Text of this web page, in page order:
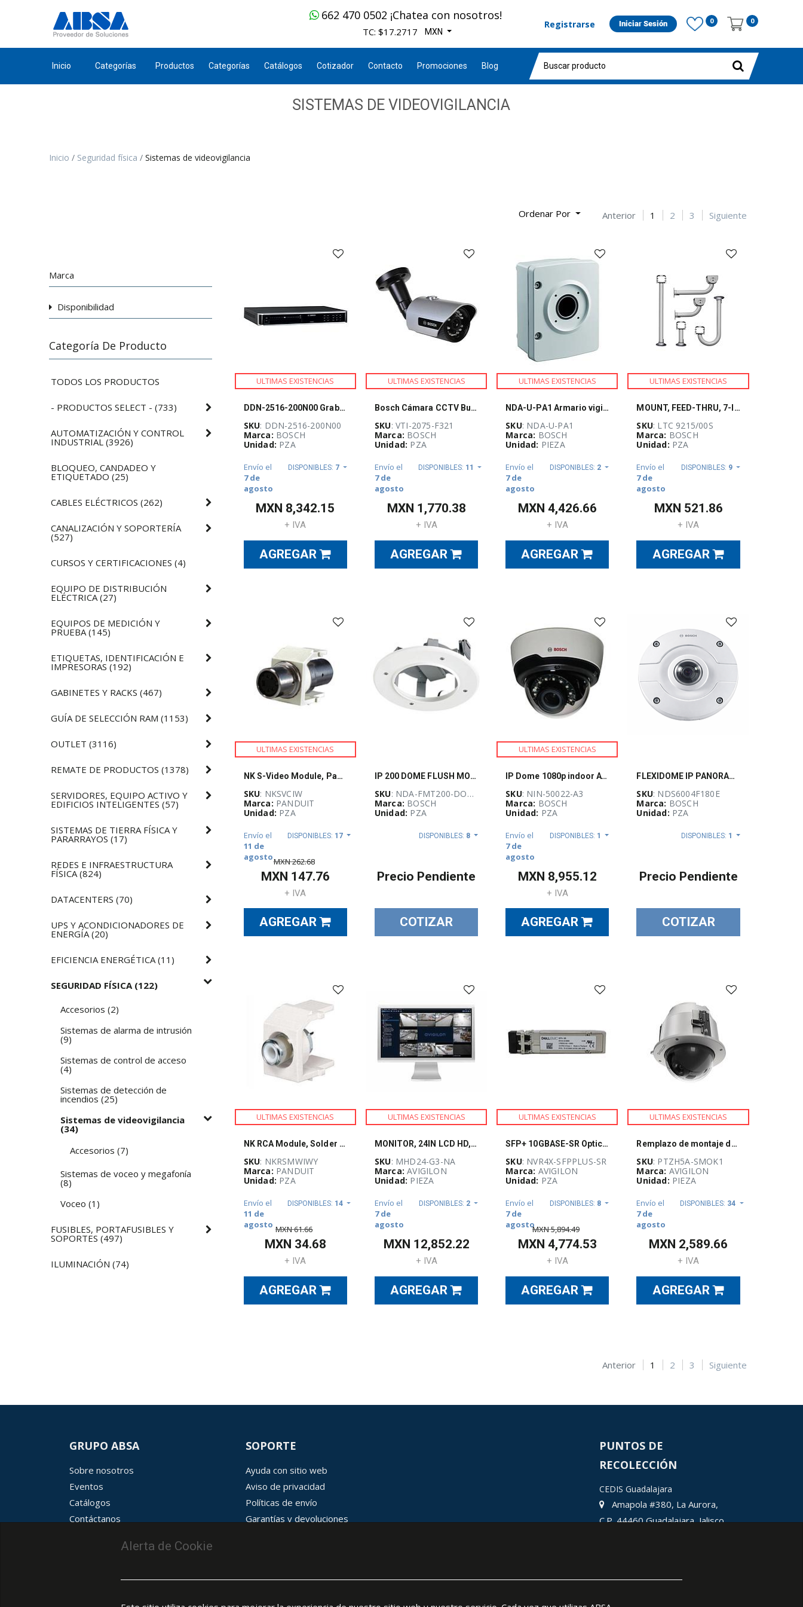
662 470 0502 ¡Chatea con nosotros!
TC: $17.2717 MXN
Registrarse Iniciar Sesión 0 0
Inicio Categorías Productos Categorías Catálogos Cotizador Contacto Promociones Blog
SISTEMAS DE VIDEOVIGILANCIA
Inicio Seguridad física Sistemas de videovigilancia
Anterior 1 2 3 Siguiente
Ordenar Por
Marca
Disponibilidad
Categoría De Producto
TODOS LOS PRODUCTOS
- PRODUCTOS SELECT - (733)
AUTOMATIZACIÓN Y CONTROL
INDUSTRIAL (3926)
BLOQUEO, CANDADEO Y
ETIQUETADO (25)
CABLES ELÉCTRICOS (262)
CANALIZACIÓN Y SOPORTERÍA
(527)
CURSOS Y CERTIFICACIONES (4)
EQUIPO DE DISTRIBUCIÓN
ELÉCTRICA(27)
EQUIPOS DE MEDICIÓN Y
PRUEBA(145)
ETIQUETAS, IDENTIFICACIÓN E
IMPRESORAS (192)
GABINETES Y RACKS (467)
GUÍA DE SELECCIÓN RAM (1153)
OUTLET (3116)
REMATE DE PRODUCTOS (1378)
SERVIDORES, EQUIPO ACTIVO Y
EDIFICIOS INTELIGENTES (57)
SISTEMAS DE TIERRA FÍSICA Y
PARARRAYOS (17)
REDES E INFRAESTRUCTURA
FÍSICA(824)
DATACENTERS (70)
UPS Y ACONDICIONADORES DE
ENERGÍA(20)
EFICIENCIA ENERGÉTICA(11)
SEGURIDAD FÍSICA(122)
Accesorios (2)
Sistemas de alarma de intrusión
(9)
Sistemas de control de acceso
(4)
Sistemas de detección de
incendios(25)
Sistemas de videovigilancia
(34)
Accesorios (7)
Sistemas de voceo y megafonía
(8)
Voceo (1)
FUSIBLES, PORTAFUSIBLES Y
SOPORTES (497)
ILUMINACIÓN (74)
ULTIMAS EXISTENCIAS
DDN-2516-200N00 Grabador 16 canales, sin HDD
SKU: DDN-2516-200N00
Marca: BOSCH
Unidad: PZA
Envío el
7 de
agosto
DISPONIBLES: 7
MXN 8,342.15
+ IVA
AGREGAR
ULTIMAS EXISTENCIAS
Bosch Cámara CCTV Bullet IR para Exteriores VTI-2075-F321, 1020 x 596 Pixeles, Día/Noche
SKU: VTI-2075-F321
Marca: BOSCH
Unidad: PZA
Envío el
7 de
agosto
DISPONIBLES: 11
MXN 1,770.38
+ IVA
AGREGAR
ULTIMAS EXISTENCIAS
NDA-U-PA1 Armario vigilancia 120VAC
SKU: NDA-U-PA1
Marca: BOSCH
Unidad: PIEZA
Envío el
7 de
agosto
DISPONIBLES: 2
MXN 4,426.66
+ IVA
AGREGAR
ULTIMAS EXISTENCIAS
MOUNT, FEED-THRU, 7-INCH, FOR 938x SERIES, & 948x SERIES HOUSINGS.
SKU: LTC 9215/00S
Marca: BOSCH
Unidad: PZA
Envío el
7 de
agosto
DISPONIBLES: 9
MXN 521.86
+ IVA
AGREGAR
ULTIMAS EXISTENCIAS
NK S-Video Module, Pass-Through, Off Whi
SKU: NKSVCIW
Marca: PANDUIT
Unidad: PZA
Envío el
11 de
agosto
DISPONIBLES: 17
MXN262.68
MXN 147.76
+ IVA
AGREGAR
IP 200 DOME FLUSH MOUNT KIT
SKU: NDA-FMT200-DOME
Marca: BOSCH
Unidad: PZA
DISPONIBLES: 8
Precio Pendiente
COTIZAR
ULTIMAS EXISTENCIAS
IP Dome 1080p indoor AVF
SKU: NIN-50022-A3
Marca: BOSCH
Unidad: PZA
Envío el
7 de
agosto
DISPONIBLES: 1
MXN 8,955.12
+ IVA
AGREGAR
FLEXIDOME IP PANORAMIC 6000 12MP 180º IP66
SKU: NDS6004F180E
Marca: BOSCH
Unidad: PZA
DISPONIBLES: 1
Precio Pendiente
COTIZAR
ULTIMAS EXISTENCIAS
NK RCA Module, Solder Type, White Insert
SKU: NKRSMWIWY
Marca: PANDUIT
Unidad: PZA
Envío el
11 de
agosto
DISPONIBLES: 14
MXN61.66
MXN 34.68
+ IVA
AGREGAR
ULTIMAS EXISTENCIAS
MONITOR, 24IN LCD HD, WUXGA
SKU: MHD24-G3-NA
Marca: AVIGILON
Unidad: PIEZA
Envío el
7 de
agosto
DISPONIBLES: 2
MXN 12,852.22
+ IVA
AGREGAR
ULTIMAS EXISTENCIAS
SFP+ 10GBASE-SR Optical Transceiver (single) for NVR4X
SKU: NVR4X-SFPPLUS-SR
Marca: AVIGILON
Unidad: PZA
Envío el
7 de
agosto
DISPONIBLES: 8
MXN5,894.49
MXN 4,774.53
+ IVA
AGREGAR
ULTIMAS EXISTENCIAS
Remplazo de montaje de burbuja ahumada, PTZH5A-SMOK1, AVIGILON
SKU: PTZH5A-SMOK1
Marca: AVIGILON
Unidad: PIEZA
Envío el
7 de
agosto
DISPONIBLES: 34
MXN 2,589.66
+ IVA
AGREGAR
Anterior 1 2 3 Siguiente
Alerta de Cookie
GRUPO ABSA
Sobre nosotros
Eventos
Catálogos
Contáctanos
SOPORTE
Ayuda con sitio web
Aviso de privacidad
Políticas de envío
Garantías y devoluciones
PUNTOS DE
RECOLECCIÓN
CEDIS Guadalajara
Amapola #380, La Aurora,
C.P. 44460 Guadalajara, Jalisco,
Ciudad Juárez
León